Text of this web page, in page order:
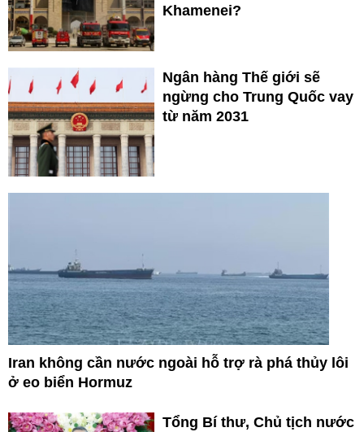
Khamenei?
Ngân hàng Thế giới sẽ
ngừng cho Trung Quốc vay
từ năm 2031
Iran không cần nước ngoài hỗ trợ rà phá thủy lôi
ở eo biển Hormuz
Tổng Bí thư, Chủ tịch nước